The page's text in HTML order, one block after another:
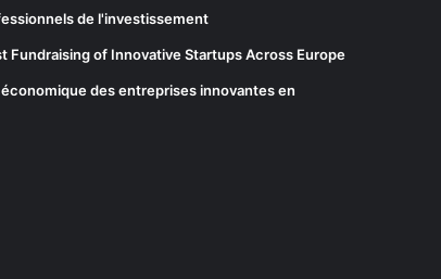
de l'investissement
Fundraising of Innovative Startups Across Europe
des entreprises innovantes en